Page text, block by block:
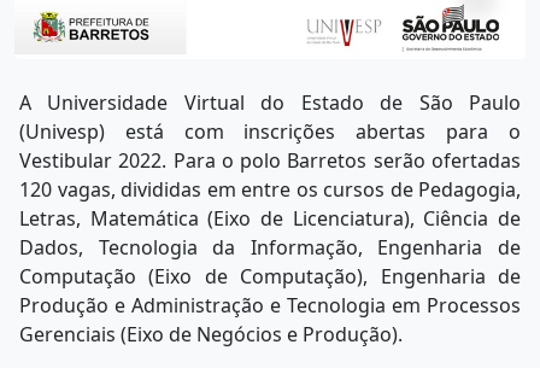
A Universidade Virtual do Estado de São Paulo
(Univesp) está com inscrições abertas para o
Vestibular 2022. Para o polo Barretos serão ofertadas
120 vagas, divididas em entre os cursos de Pedagogia,
Letras, Matemática (Eixo de Licenciatura), Ciência de
Dados, Tecnologia da Informação, Engenharia de
Computação (Eixo de Computação), Engenharia de
Produção e Administração e Tecnologia em Processos
Gerenciais (Eixo de Negócios e Produção).